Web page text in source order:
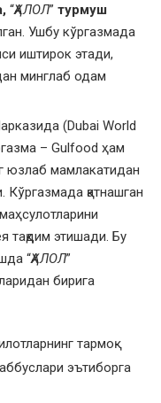
“ҲАЛОЛ” турмуш
Ушбу кўргазмада
иштирок этади,
минглаб одам
(Dubai World
– Gulfood ҳам
юзлаб мамлакатидан
Кўргазмада қатнашган
тақдим этишади. Бу
“ҲАЛОЛ”
бирига
тармоқ
эътиборга